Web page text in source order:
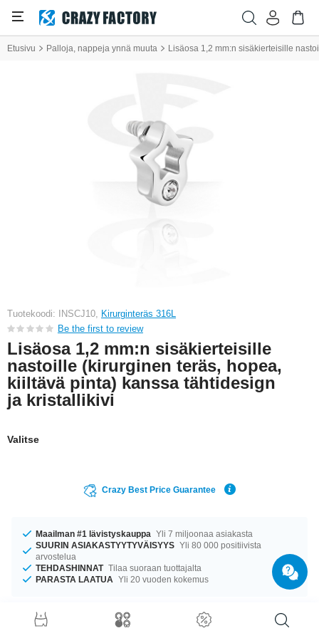
Etusivu Palloja, nappeja ynnä muuta Lisäosa 1,2 mm:n sisäkierteisille
Tuotekoodi: INSCJ10, Kirurginteräs 316L
Be the first to review
Lisäosa 1,2 mm:n sisäkierteisille
nastoille (kirurginen teräs, hopea,
kiiltävä pinta) kanssa tähtidesign
ja kristallikivi
Valitse
Crazy Best Price Guarantee
Maailman #1 lävistyskauppa Yli 7 miljoonaa asiakasta
SUURIN ASIAKASTYYTYVÄISYYS Yli 80 000 positiivista
arvostelua
TEHDASHINNAT Tilaa suoraan tuottajalta
PARASTA LAATUA Yli 20 vuoden kokemus